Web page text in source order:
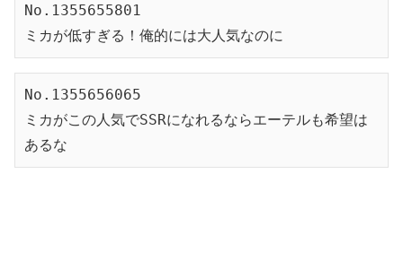
No.1355655801
ミカが低すぎる！俺的には大人気なのに
No.1355656065
ミカがこの人気でSSRになれるならエーテルも希望は
あるな